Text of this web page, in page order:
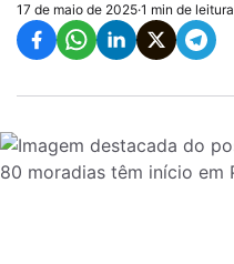
17 de maio de 2025·1 min de leitura